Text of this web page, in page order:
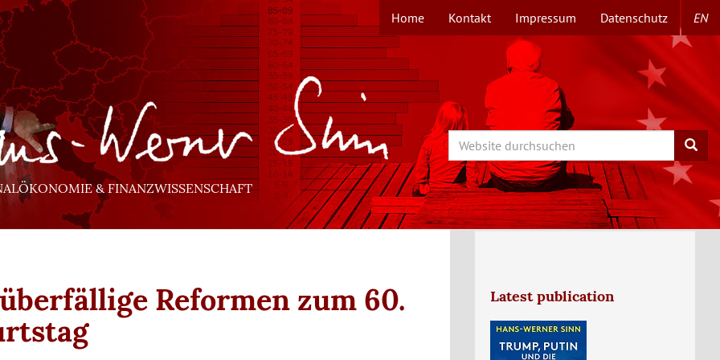
TOPMENÜ
Home Kontakt Impressum Datenschutz EN
& FINANZWISSENSCHAFT
Search Search
Reformen zum 60.
Latest publication